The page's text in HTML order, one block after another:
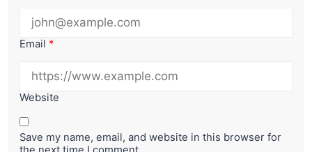
Email *
Website
Save my name, email, and website in this browser for